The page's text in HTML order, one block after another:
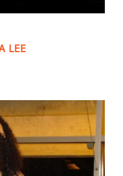
LEE